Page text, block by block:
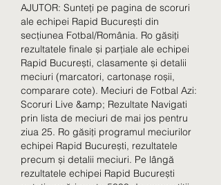
AJUTOR: Sunteți pe pagina de scoruri
ale echipei Rapid București din
secțiunea Fotbal/România. Ro găsiți
rezultatele finale și parțiale ale echipei
Rapid București, clasamente și detalii
meciuri (marcatori, cartonașe roșii,
comparare cote). Meciuri de Fotbal Azi:
Scoruri Live &amp; Rezultate Navigati
prin lista de meciuri de mai jos pentru
ziua 25. Ro găsiți programul meciurilor
echipei Rapid București, rezultatele
precum și detalii meciuri. Pe lângă
rezultatele echipei Rapid București